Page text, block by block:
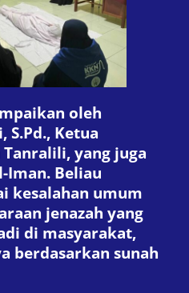
oleh
S.Pd., Ketua
yang juga
Iman. Beliau
kesalahan umum
jenazah yang
di masyarakat,
berdasarkan sunah